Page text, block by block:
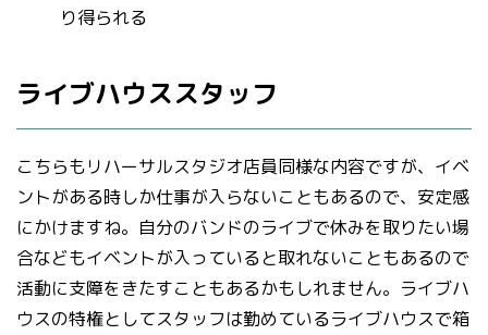
り得られる
ライブハウススタッフ
こちらもリハーサルスタジオ店員同様な内容ですが、イベ
ントがある時しか仕事が入らないこともあるので、安定感
にかけますね。自分のバンドのライブで休みを取りたい場
合などもイベントが入っていると取れないこともあるので
活動に支障をきたすこともあるかもしれません。ライブハ
ウスの特権としてスタッフは勤めているライブハウスで箱